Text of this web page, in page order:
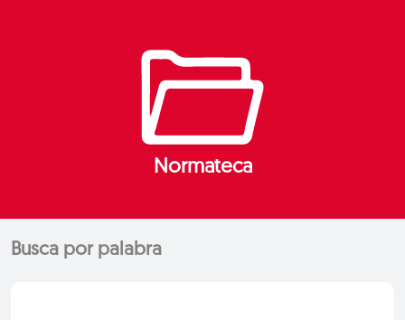
Normateca
Busca por palabra